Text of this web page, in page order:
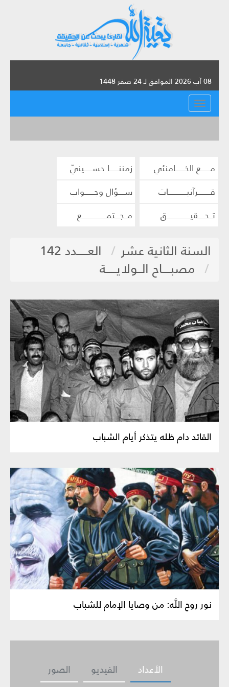
08 آب 2026 الموافق لـ 24 صفر 1448
القائمة
مــــــع الخــــــامنئي
زمننــــــا حســـــينيّ
قــــــــرآنيــــــــــــات
ســــؤال وجــــــواب
تــحــــقيـــــــــــــــق
مــجـــتمــــــــــــــــع
السنة الثانية عشر
العـــــدد 142
مصبــــاح الــولايـــــة
القائد دام ظله يتذكر أيام الشباب‏
نور روح اللَّه‏: من وصايا الإمام للشباب‏
الصور الفيديو الأعداد